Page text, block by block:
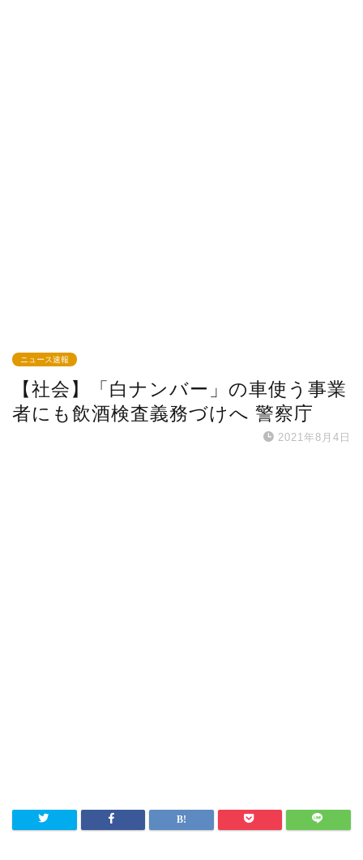
ニュース速報
【社会】「白ナンバー」の車使う事業
者にも飲酒検査義務づけへ 警察庁
2021年8月4日